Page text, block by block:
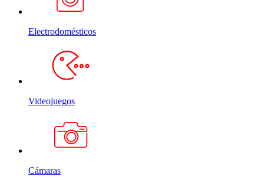
Electrodomésticos
Videojuegos
Cámaras